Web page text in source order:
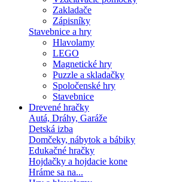
Zakladače
Zápisníky
Stavebnice a hry
Hlavolamy
LEGO
Magnetické hry
Puzzle a skladačky
Spoločenské hry
Stavebnice
Drevené hračky
Autá, Dráhy, Garáže
Detská izba
Domčeky, nábytok a bábiky
Edukačné hračky
Hojdačky a hojdacie kone
Hráme sa na...